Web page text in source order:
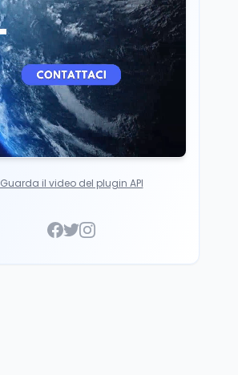
CZ-75 era del nonno
Guarda il video del plugin API